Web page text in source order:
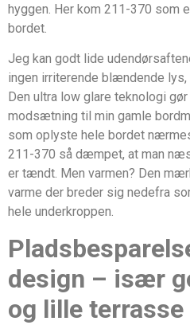
hyggen. Her kom 211-370 som
bordet.
Jeg kan godt lide
ingen irriterende blændende
Den ultra low glare teknologi
modsætning til min gamle
som oplyste hele bordet
211-370 så dæmpet, at man
er tændt. Men varmen? Den
varme der breder sig nedefra
hele underkroppen.
design – især
og lille terrasse